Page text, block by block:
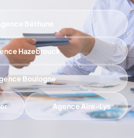
Hazebrouck
Boulogne
Agence Aire-Lys